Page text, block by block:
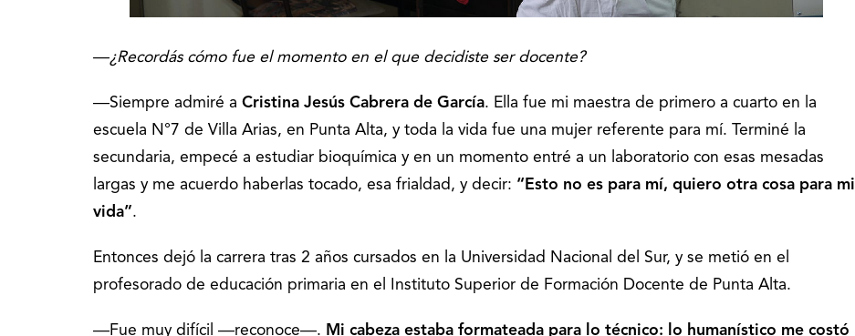
―¿Recordás cómo fue el momento en el que decidiste ser docente?
―Siempre admiré a Cristina Jesús Cabrera de García. Ella fue mi maestra de primero a cuarto en la
escuela N°7 de Villa Arias, en Punta Alta, y toda la vida fue una mujer referente para mí. Terminé la
secundaria, empecé a estudiar bioquímica y en un momento entré a un laboratorio con esas mesadas
largas y me acuerdo haberlas tocado, esa frialdad, y decir: “Esto no es para mí, quiero otra cosa para mi
vida”.
Entonces dejó la carrera tras 2 años cursados en la Universidad Nacional del Sur, y se metió en el
profesorado de educación primaria en el Instituto Superior de Formación Docente de Punta Alta.
―Fue muy difícil ―reconoce―. Mi cabeza estaba formateada para lo técnico: lo humanístico me costó